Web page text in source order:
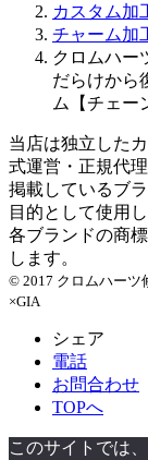
カスタム加
チャーム加
クロムハー
だらけから
ム【チェー
当店は独立した
式運営・正規代
掲載しているブ
目的として使用
各ブランドの商
します。
© 2017 クロムハーツ
×GIA
シェア
電話
お問合わせ
TOPへ
このサイトでは